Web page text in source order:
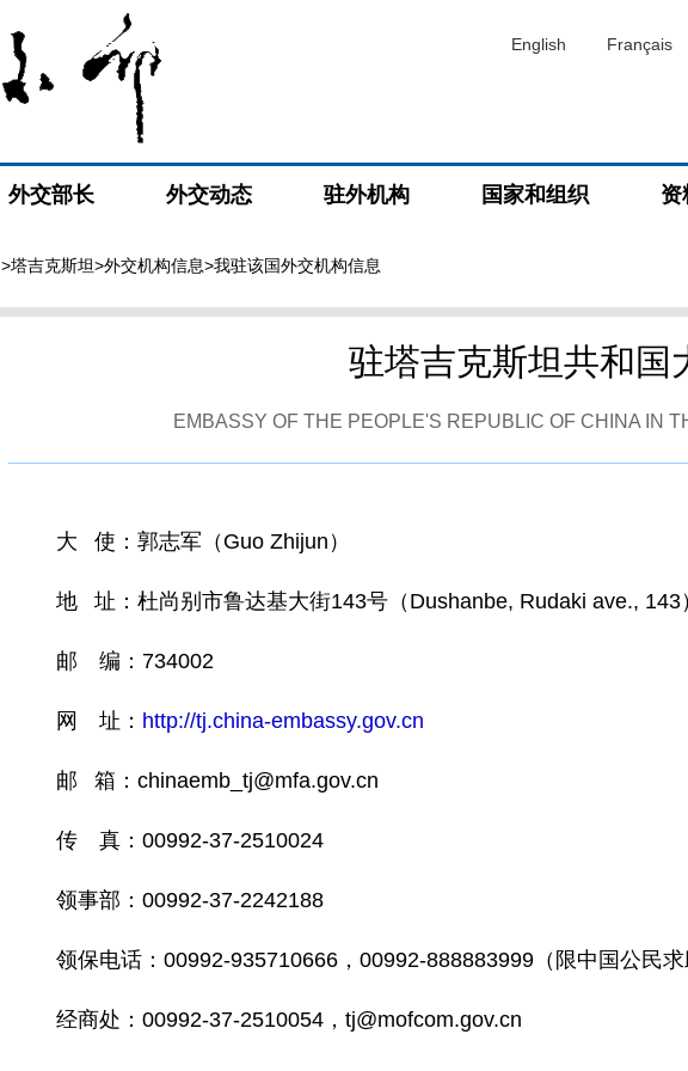
English Français
外交部长 外交动态 驻外机构 国家和组织 资
>塔吉克斯坦>外交机构信息>我驻该国外交机构信息
驻塔吉克斯坦共和国
EMBASSY OF THE PEOPLE'S REPUBLIC OF CHINA IN
大 使：郭志军（Guo Zhijun）
地 址：杜尚别市鲁达基大街143号（Dushanbe, Rudaki ave., 143
邮 编：734002
网 址： http://tj.china-embassy.gov.cn
邮 箱：chinaemb_tj@mfa.gov.cn
传 真：00992-37-2510024
领事部：00992-37-2242188
领保电话：00992-935710666，00992-888883999（限中国公民求
经商处：00992-37-2510054，tj@mofcom.gov.cn